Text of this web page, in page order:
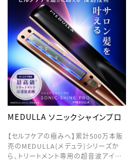
に3つの美髪テクノロジーで、頭皮から
毛先まで徹底ケアし、理想の髪質へ。 <
Function01> 髪の水分量約200％に
UP* 浸透型ケラチン*1、シルク*2など
を配合した濃縮オイルをナノ化ミストに
することで、髪全体を補修します。 ヒア
ルロン酸*3 浸透型ケラチン*1 浸透型
シルク*2 *1 加水分解ケラチン（補修）
*2加水分解シルク（補修） *3ヒア
ルロン酸ナトリウム（補修） <Functio
n02> 業界トップクラスの大風量 超高
速モーターと最適な風路設計で圧倒的
な速乾を実現 超高速モーターで風を
下から上に送り、飛行機のジェットエン
ジン機能を活かした独自の技術でパワ
フルな駆動力を実現。［風の強さ］×
MEDULLA ソニックシャインプロ
【セルフケアの極みへ】累計500万本販
売のMEDULLA(メデュラ)シリーズか
ら、トリートメント専用の超音波アイロ